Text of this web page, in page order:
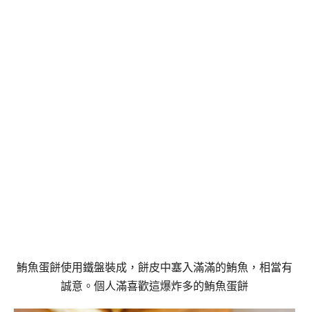
鮪魚蛋餅使用鐵盤裝成，餅皮中塞入滿滿的鮪魚，相當有
誠意。個人滿喜歡這爆炸多的鮪魚蛋餅